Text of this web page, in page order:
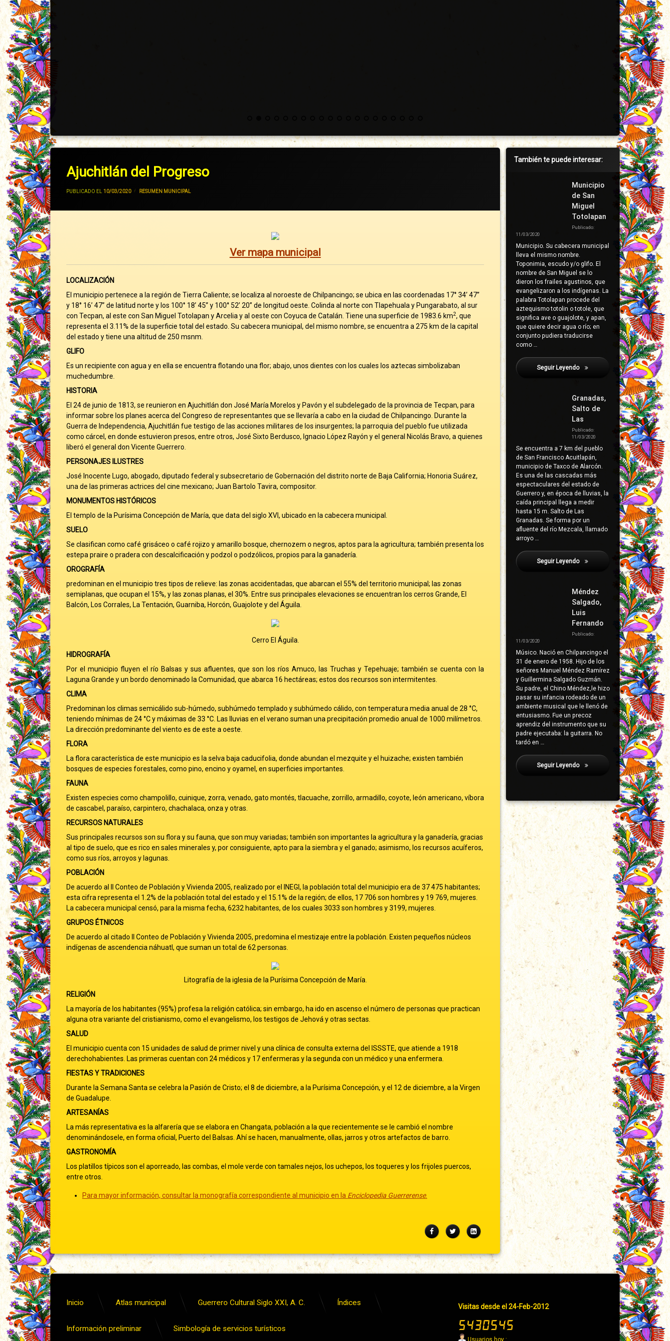
Ajuchitlán del Progreso
PUBLICADO EL 10/03/2020 CATEGORÍAS:
RESUMEN MUNICIPAL
Ver mapa municipal
LOCALIZACIÓN
El municipio pertenece a la región de Tierra Caliente; se localiza al noroeste de Chilpancingo; se ubica en las coordenadas 17° 34’ 47’’
y 18° 16’ 47’’ de latitud norte y los 100° 18’ 45’’ y 100° 52’ 20’’ de longitud oeste. Colinda al norte con Tlapehuala y Pungarabato, al sur
con Tecpan, al este con San Miguel Totolapan y Arcelia y al oeste con Coyuca de Catalán. Tiene una superficie de 1983.6 km2, que
representa el 3.11% de la superficie total del estado. Su cabecera municipal, del mismo nombre, se encuentra a 275 km de la capital
del estado y tiene una altitud de 250 msnm.
GLIFO
Es un recipiente con agua y en ella se encuentra flotando una flor; abajo, unos dientes con los cuales los aztecas simbolizaban
muchedumbre.
HISTORIA
El 24 de junio de 1813, se reunieron en Ajuchitlán don José María Morelos y Pavón y el subdelegado de la provincia de Tecpan, para
informar sobre los planes acerca del Congreso de representantes que se llevaría a cabo en la ciudad de Chilpancingo. Durante la
Guerra de Independencia, Ajuchitlán fue testigo de las acciones militares de los insurgentes; la parroquia del pueblo fue utilizada
como cárcel, en donde estuvieron presos, entre otros, José Sixto Berdusco, Ignacio López Rayón y el general Nicolás Bravo, a quienes
liberó el general don Vicente Guerrero.
PERSONAJES ILUSTRES
José Inocente Lugo, abogado, diputado federal y subsecretario de Gobernación del distrito norte de Baja California; Honoria Suárez,
una de las primeras actrices del cine mexicano; Juan Bartolo Tavira, compositor.
MONUMENTOS HISTÓRICOS
El templo de la Purísima Concepción de María, que data del siglo XVI, ubicado en la cabecera municipal.
SUELO
Se clasifican como café grisáceo o café rojizo y amarillo bosque, chernozem o negros, aptos para la agricultura; también presenta los
estepa praire o pradera con descalcificación y podzol o podzólicos, propios para la ganadería.
OROGRAFÍA
predominan en el municipio tres tipos de relieve: las zonas accidentadas, que abarcan el 55% del territorio municipal; las zonas
semiplanas, que ocupan el 15%, y las zonas planas, el 30%. Entre sus principales elevaciones se encuentran los cerros Grande, El
Balcón, Los Corrales, La Tentación, Guarniba, Horcón, Guajolote y del Águila.
Cerro El Águila.
HIDROGRAFÍA
Por el municipio fluyen el río Balsas y sus afluentes, que son los ríos Amuco, las Truchas y Tepehuaje; también se cuenta con la
Laguna Grande y un bordo denominado la Comunidad, que abarca 16 hectáreas; estos dos recursos son intermitentes.
CLIMA
Predominan los climas semicálido sub-húmedo, subhúmedo templado y subhúmedo cálido, con temperatura media anual de 28 °C,
teniendo mínimas de 24 °C y máximas de 33 °C. Las lluvias en el verano suman una precipitación promedio anual de 1000 milímetros.
La dirección predominante del viento es de este a oeste.
FLORA
La flora característica de este municipio es la selva baja caducifolia, donde abundan el mezquite y el huizache; existen también
bosques de especies forestales, como pino, encino y oyamel, en superficies importantes.
FAUNA
Existen especies como champolillo, cuinique, zorra, venado, gato montés, tlacuache, zorrillo, armadillo, coyote, león americano, víbora
de cascabel, paraíso, carpintero, chachalaca, onza y otras.
RECURSOS NATURALES
Sus principales recursos son su flora y su fauna, que son muy variadas; también son importantes la agricultura y la ganadería, gracias
al tipo de suelo, que es rico en sales minerales y, por consiguiente, apto para la siembra y el ganado; asimismo, los recursos acuíferos,
como sus ríos, arroyos y lagunas.
POBLACIÓN
De acuerdo al II Conteo de Población y Vivienda 2005, realizado por el INEGI, la población total del municipio era de 37 475 habitantes;
esta cifra representa el 1.2% de la población total del estado y el 15.1% de la región; de ellos, 17 706 son hombres y 19 769, mujeres.
La cabecera municipal censó, para la misma fecha, 6232 habitantes, de los cuales 3033 son hombres y 3199, mujeres.
GRUPOS ÉTNICOS
De acuerdo al citado II Conteo de Población y Vivienda 2005, predomina el mestizaje entre la población. Existen pequeños núcleos
indígenas de ascendencia náhuatl, que suman un total de 62 personas.
Litografía de la iglesia de la Purísima Concepción de María.
RELIGIÓN
La mayoría de los habitantes (95%) profesa la religión católica; sin embargo, ha ido en ascenso el número de personas que practican
alguna otra variante del cristianismo, como el evangelismo, los testigos de Jehová y otras sectas.
SALUD
El municipio cuenta con 15 unidades de salud de primer nivel y una clínica de consulta externa del ISSSTE, que atiende a 1918
derechohabientes. Las primeras cuentan con 24 médicos y 17 enfermeras y la segunda con un médico y una enfermera.
FIESTAS Y TRADICIONES
Durante la Semana Santa se celebra la Pasión de Cristo; el 8 de diciembre, a la Purísima Concepción, y el 12 de diciembre, a la Virgen
de Guadalupe.
ARTESANÍAS
La más representativa es la alfarería que se elabora en Changata, población a la que recientemente se le cambió el nombre
denominándosele, en forma oficial, Puerto del Balsas. Ahí se hacen, manualmente, ollas, jarros y otros artefactos de barro.
GASTRONOMÍA
Los platillos típicos son el aporreado, las combas, el mole verde con tamales nejos, los uchepos, los toqueres y los frijoles puercos,
entre otros.
Para mayor información, consultar la monografía correspondiente al municipio en la Enciclopedia Guerrerense.
FacebookTwitterLinkedIn
Barra
También te puede interesar:
Municipio
de San
Miguel
Totolapan
Publicado:
11/03/2020
Municipio. Su cabecera municipal
lleva el mismo nombre.
Toponimia, escudo y/o glifo. El
nombre de San Miguel se lo
dieron los frailes agustinos, que
evangelizaron a los indígenas. La
palabra Totolapan procede del
aztequismo totolin o totole, que
significa ave o guajolote, y apan,
que quiere decir agua o río; en
conjunto pudiera traducirse
como …
Seguir Leyendo Ajuchitlán Del Progreso
Granadas,
Salto de
Las
Publicado:
11/03/2020
Se encuentra a 7 km del pueblo
de San Francisco Acuitlapán,
municipio de Taxco de Alarcón.
Es una de las cascadas más
espectaculares del estado de
Guerrero y, en época de lluvias, la
caída principal llega a medir
hasta 15 m. Salto de Las
Granadas. Se forma por un
afluente del río Mezcala, llamado
arroyo …
Seguir Leyendo Ajuchitlán Del Progreso
Méndez
Salgado,
Luis
Fernando
Publicado:
11/03/2020
Músico. Nació en Chilpancingo el
31 de enero de 1958. Hijo de los
señores Manuel Méndez Ramírez
y Guillermina Salgado Guzmán.
Su padre, el Chino Méndez,le hizo
pasar su infancia rodeado de un
ambiente musical que le llenó de
entusiasmo. Fue un precoz
aprendiz del instrumento que su
padre ejecutaba: la guitarra. No
tardó en …
Seguir Leyendo Ajuchitlán Del Progreso
Inicio Atlas municipal Guerrero Cultural Siglo XXI, A. C. Índices
Información preliminar Simbología de servicios turísticos
de
página
→
Visitas desde el 24-Feb-2012
Usuarios hoy :